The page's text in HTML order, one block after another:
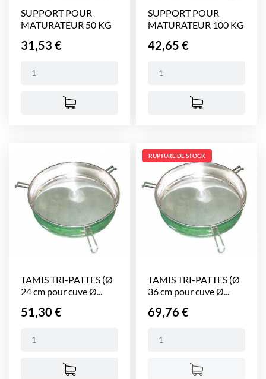
SUPPORT POUR
MATURATEUR 50 KG
Prix
31,53 €
SUPPORT POUR
MATURATEUR 100 KG
Prix
42,65 €
TAMIS TRI-PATTES (Ø
24 cm pour cuve Ø...
Prix
51,30 €
TAMIS TRI-PATTES (Ø
36 cm pour cuve Ø...
Prix
69,76 €
RUPTURE DE STOCK